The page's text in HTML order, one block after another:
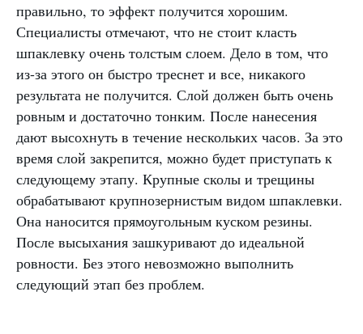
правильно, то эффект получится хорошим.
Специалисты отмечают, что не стоит класть
шпаклевку очень толстым слоем. Дело в том, что
из-за этого он быстро треснет и все, никакого
результата не получится. Слой должен быть очень
ровным и достаточно тонким. После нанесения
дают высохнуть в течение нескольких часов. За это
время слой закрепится, можно будет приступать к
следующему этапу. Крупные сколы и трещины
обрабатывают крупнозернистым видом шпаклевки.
Она наносится прямоугольным куском резины.
После высыхания зашкуривают до идеальной
ровности. Без этого невозможно выполнить
следующий этап без проблем.